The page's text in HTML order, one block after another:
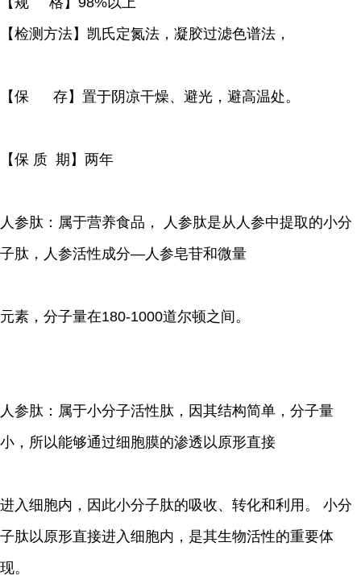
【检测方法】凯氏定氮法，凝胶过滤色谱法，
【保 存】置于阴凉干燥、避光，避高温处。
【保 质 期】两年
人参肽：属于营养食品， 人参肽是从人参中提取的小分
子肽，人参活性成分—人参皂苷和微量
元素，分子量在180-1000道尔顿之间。
人参肽：属于小分子活性肽，因其结构简单，分子量
小，所以能够通过细胞膜的渗透以原形直接
进入细胞内，因此小分子肽的吸收、转化和利用。 小分
子肽以原形直接进入细胞内，是其生物活性的重要体
现。